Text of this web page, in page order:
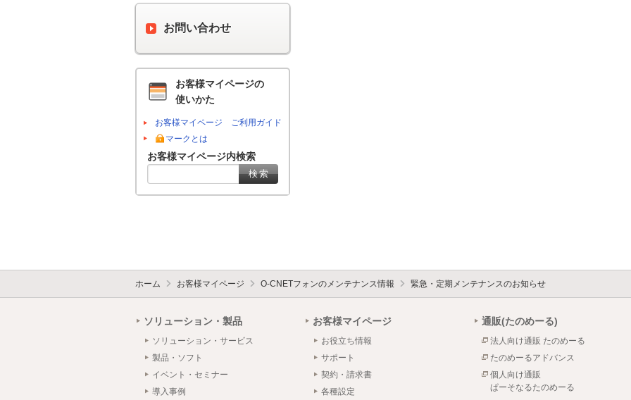
お問い合わせ
お客様マイページの
使いかた
お客様マイページ ご利用ガイド
マークとは
お客様マイページ内検索
ホーム お客様マイページ O-CNETフォンのメンテナンス情報 緊急・定期メンテナンスのお知らせ
ソリューション・製品
ソリューション・サービス
製品・ソフト
イベント・セミナー
導入事例
お客様マイページ
お役立ち情報
サポート
契約・請求書
各種設定
通販(たのめーる)
法人向け通販 たのめーる
たのめーるアドバンス
個人向け通販
ぱーそなるたのめーる